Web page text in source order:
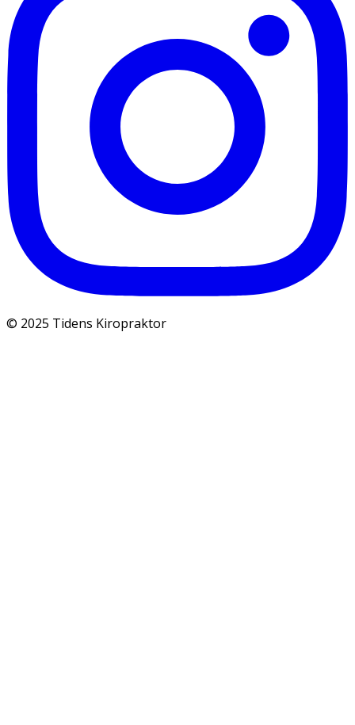
© 2025 Tidens Kiropraktor